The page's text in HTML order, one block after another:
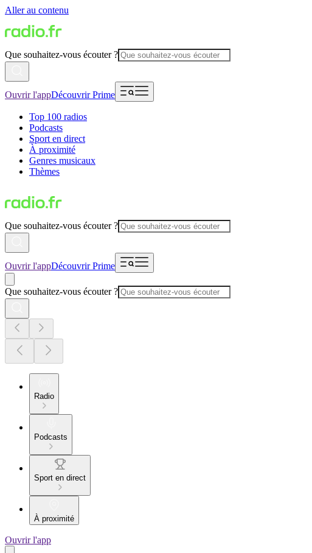
Aller au contenu
Que souhaitez-vous écouter ?
Ouvrir l'appDécouvrir Prime
Top 100 radios
Podcasts
Sport en direct
À proximité
Genres musicaux
Thèmes
Que souhaitez-vous écouter ?
Ouvrir l'appDécouvrir Prime
Que souhaitez-vous écouter ?
Radio
Podcasts
Sport en direct
À proximité
Ouvrir l'app